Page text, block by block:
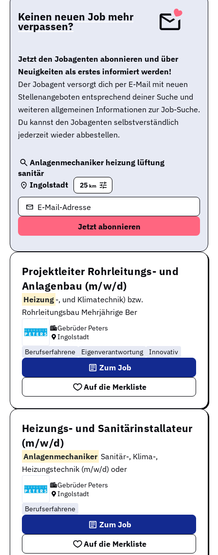
Keinen neuen Job mehr
verpassen?
Jetzt den Jobagenten abonnieren und über
Neuigkeiten als erstes informiert werden!
Der Jobagent versorgt dich per E-Mail mit neuen
Stellenangeboten entsprechend deiner Suche und
weiteren allgemeinen Informationen zur Job-Suche.
Du kannst den Jobagenten selbstverständlich
jederzeit wieder abbestellen.
Anlagenmechaniker heizung lüftung
sanitär
Ingolstadt
25 km
E-Mail-Adresse
Projektleiter Rohrleitungs- und
Anlagenbau (m/w/d)
Heizung -, und Klimatechnik) bzw.
Rohrleitungsbau Mehrjährige Ber
Gebrüder Peters
Ingolstadt
Berufserfahrene
Eigenverantwortung Innovativ
Auf die Merkliste
Zum Job
Heizungs- und Sanitärinstallateur
(m/w/d)
Anlagenmechaniker Sanitär-, Klima-,
Heizungstechnik (m/w/d) oder
Gebrüder Peters
Ingolstadt
Berufserfahrene
Auf die Merkliste
Zum Job